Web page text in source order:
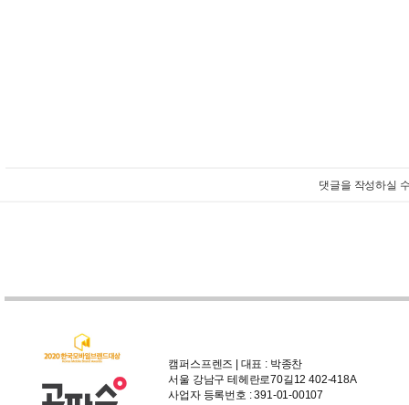
댓글을 작성하실
캠퍼스프렌즈 | 대표 : 박종찬
서울 강남구 테헤란로70길12 402-418A
사업자 등록번호 : 391-01-00107